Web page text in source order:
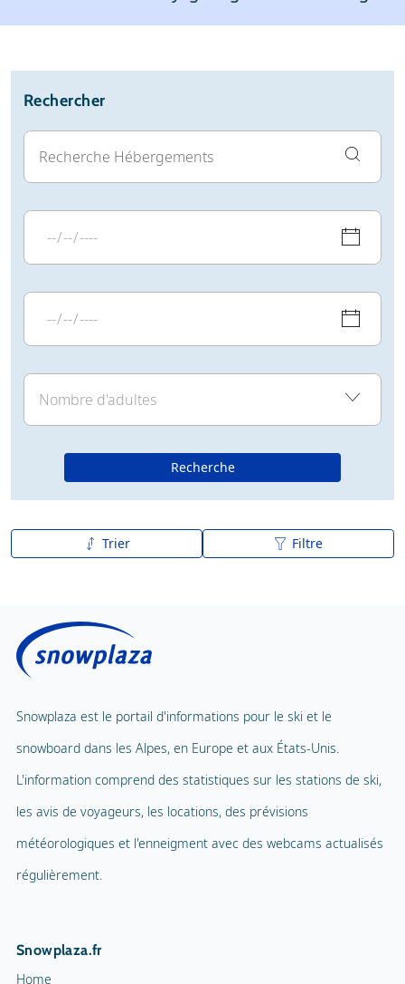
Avis
Rechercher
Recherche
Trier Filtre
De A à Z
Snowplaza est le portail d'informations pour le ski et le
snowboard dans les Alpes, en Europe et aux États-Unis.
L'information comprend des statistiques sur les stations de ski,
les avis de voyageurs, les locations, des prévisions
météorologiques et l'enneigment avec des webcams actualisés
régulièrement.
Snowplaza.fr
Home